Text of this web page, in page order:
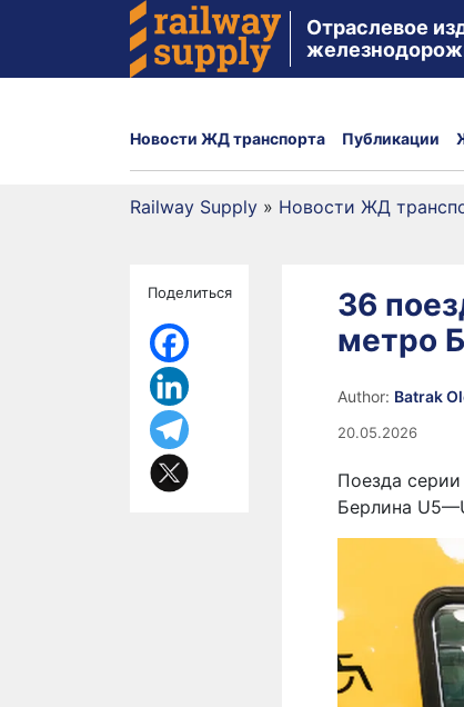
Отраслевое
Новости ЖД транспорта Публикации
Railway Supply » Новости ЖД
Поделиться
36
метро
Author: Batrak
20.05.2026
Поезда
Берлина